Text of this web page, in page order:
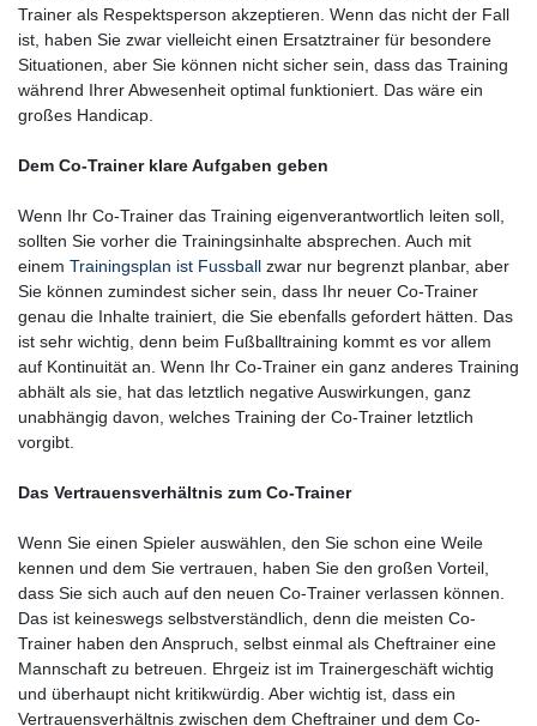
Trainer als Respektsperson akzeptieren. Wenn das nicht der Fall
ist, haben Sie zwar vielleicht einen Ersatztrainer für besondere
Situationen, aber Sie können nicht sicher sein, dass das Training
während Ihrer Abwesenheit optimal funktioniert. Das wäre ein
großes Handicap.
Dem Co-Trainer klare Aufgaben geben
Wenn Ihr Co-Trainer das Training eigenverantwortlich leiten soll,
sollten Sie vorher die Trainingsinhalte absprechen. Auch mit
einem Trainingsplan ist Fussball zwar nur begrenzt planbar, aber
Sie können zumindest sicher sein, dass Ihr neuer Co-Trainer
genau die Inhalte trainiert, die Sie ebenfalls gefordert hätten. Das
ist sehr wichtig, denn beim Fußballtraining kommt es vor allem
auf Kontinuität an. Wenn Ihr Co-Trainer ein ganz anderes Training
abhält als sie, hat das letztlich negative Auswirkungen, ganz
unabhängig davon, welches Training der Co-Trainer letztlich
vorgibt.
Das Vertrauensverhältnis zum Co-Trainer
Wenn Sie einen Spieler auswählen, den Sie schon eine Weile
kennen und dem Sie vertrauen, haben Sie den großen Vorteil,
dass Sie sich auch auf den neuen Co-Trainer verlassen können.
Das ist keineswegs selbstverständlich, denn die meisten Co-
Trainer haben den Anspruch, selbst einmal als Cheftrainer eine
Mannschaft zu betreuen. Ehrgeiz ist im Trainergeschäft wichtig
und überhaupt nicht kritikwürdig. Aber wichtig ist, dass ein
Vertrauensverhältnis zwischen dem Cheftrainer und dem Co-